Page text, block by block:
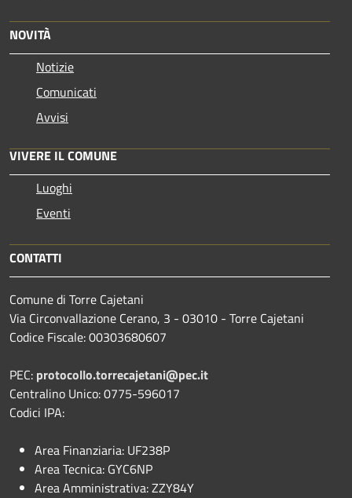
NOVITÀ
Notizie
Comunicati
Avvisi
VIVERE IL COMUNE
Luoghi
Eventi
CONTATTI
Comune di Torre Cajetani
Via Circonvallazione Cerano, 3 - 03010 - Torre Cajetani
Codice Fiscale: 00303680607
PEC: protocollo.torrecajetani@pec.it
Centralino Unico: 0775-596017
Codici IPA:
Area Finanziaria: UF238P
Area Tecnica: GYC6NP
Area Amministrativa: ZZY84Y